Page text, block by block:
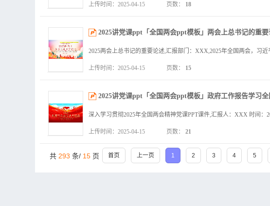
上传时间：2025-04-15 页数： 18
2025讲党课ppt「全国两会ppt模板」两会上总书记的重
上传时间：2025-04-15 页数： 15
2025讲党课ppt「全国两会ppt模板」政府工作报告学习
上传时间：2025-04-15 页数： 21
共 293 条/ 15 页 首页 上一页 1 2 3 4 5